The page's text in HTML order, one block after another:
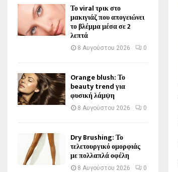
Το viral τρικ στο
μακιγιάζ που απογειώνει
το βλέμμα μέσα σε 2
λεπτά
8 Αυγούστου 2026 0
Orange blush: Το
beauty trend για
φυσική λάμψη
8 Αυγούστου 2026 0
Dry Brushing: Το
τελετουργικό ομορφιάς
με πολλαπλά οφέλη
8 Αυγούστου 2026 0